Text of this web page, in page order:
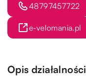
48797457722
e-velomania.pl
Opis działalności